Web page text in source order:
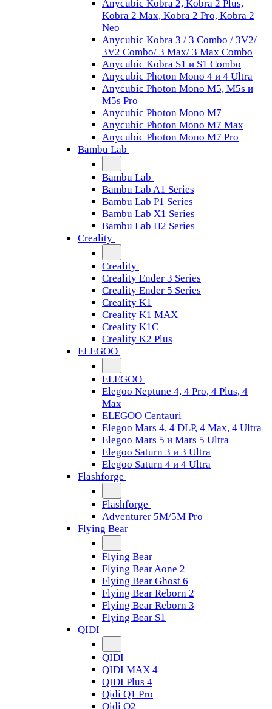
Anycubic Kobra 2, Kobra 2 Plus,
Kobra 2 Max, Kobra 2 Pro, Kobra 2
Neo
Anycubic Kobra 3 / 3 Combo / 3V2/
3V2 Combo/ 3 Max/ 3 Max Combo
Anycubic Kobra S1 и S1 Combo
Anycubic Photon Mono 4 и 4 Ultra
Anycubic Photon Mono M5, M5s и
M5s Pro
Anycubic Photon Mono M7
Anycubic Photon Mono M7 Max
Anycubic Photon Mono M7 Pro
Bambu Lab
Bambu Lab
Bambu Lab A1 Series
Bambu Lab P1 Series
Bambu Lab X1 Series
Bambu Lab H2 Series
Creality
Creality
Creality Ender 3 Series
Creality Ender 5 Series
Creality K1
Creality K1 MAX
Creality K1C
Creality K2 Plus
ELEGOO
ELEGOO
Elegoo Neptune 4, 4 Pro, 4 Plus, 4
Max
ELEGOO Centauri
Elegoo Mars 4, 4 DLP, 4 Max, 4 Ultra
Elegoo Mars 5 и Mars 5 Ultra
Elegoo Saturn 3 и 3 Ultra
Elegoo Saturn 4 и 4 Ultra
Flashforge
Flashforge
Adventurer 5M/5M Pro
Flying Bear
Flying Bear
Flying Bear Aone 2
Flying Bear Ghost 6
Flying Bear Reborn 2
Flying Bear Reborn 3
Flying Bear S1
QIDI
QIDI
QIDI MAX 4
QIDI Plus 4
Qidi Q1 Pro
Qidi Q2